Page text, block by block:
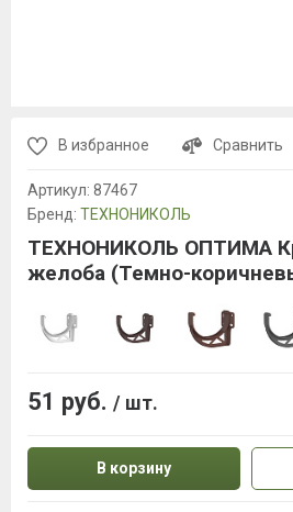
В избранное Сравнить
Артикул: 87467
Бренд: ТЕХНОНИКОЛЬ
ТЕХНОНИКОЛЬ ОПТИМА
желоба (Темно-
51 руб. / шт.
В корзину